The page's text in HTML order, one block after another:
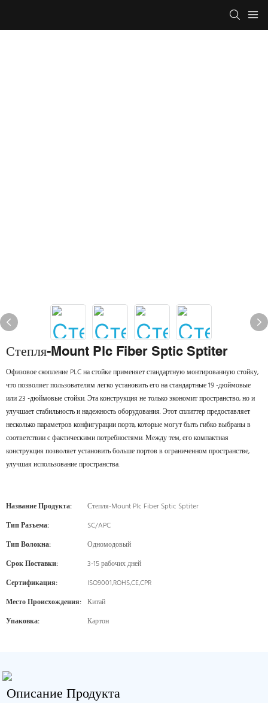
Степля-Mount Plc Fiber Sptic Sptiter
Офизовое скопление PLC на стойке применяет стандартную монтированную стойку,
что позволяет пользователям легко установить его на стандартные 19 -дюймовые
или 23 -дюймовые стойки. Эта конструкция не только экономит пространство, но и
улучшает стабильность и надежность оборудования. Этот сплиттер предоставляет
несколько параметров конфигурации порта, которые могут быть гибко выбраны в
соответствии с фактическими потребностями. Между тем, его компактная
конструкция позволяет установить больше портов в ограниченном пространстве,
улучшая использование пространства.
Название Продукта:
Степля-Mount Plc Fiber Sptic Sptiter
Тип Разъема:
SC/APC
Тип Волокна:
Одномодовый
Срок Поставки:
3-15 рабочих дней
Сертификация:
ISO9001,ROHS,CE,CPR
Место Происхождения: Китай
Упаковка:
Картон
Описание Продукта